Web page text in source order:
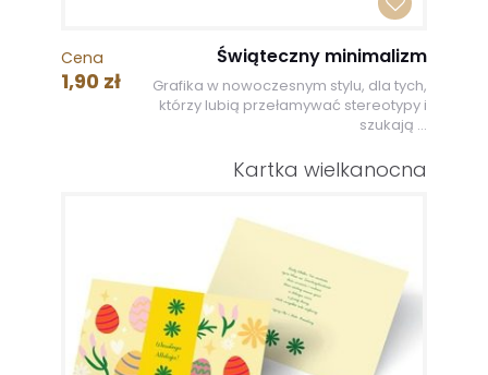
Cena
1,90 zł
Świąteczny minimalizm
Grafika w nowoczesnym stylu, dla tych,
którzy lubią przełamywać stereotypy i
szukają ...
Kartka wielkanocna